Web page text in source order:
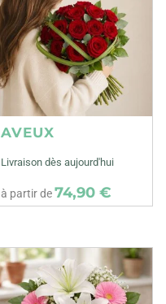
AVEUX
Livraison dès aujourd'hui
à partir de74,90 €